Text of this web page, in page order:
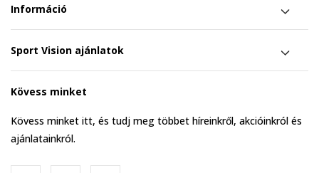
Információ
Sport Vision ajánlatok
Kövess minket
Kövess minket itt, és tudj meg többet híreinkről, akcióinkról és
ajánlatainkról.